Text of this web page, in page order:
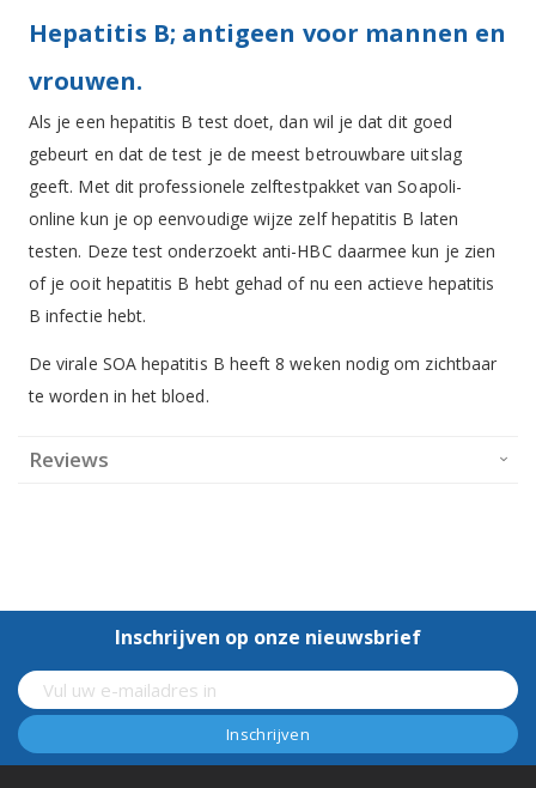
Hepatitis B; antigeen voor mannen en
vrouwen.
Als je een hepatitis B test doet, dan wil je dat dit goed
gebeurt en dat de test je de meest betrouwbare uitslag
geeft. Met dit professionele zelftestpakket van Soapoli-
online kun je op eenvoudige wijze zelf hepatitis B laten
testen. Deze test onderzoekt anti-HBC daarmee kun je zien
of je ooit hepatitis B hebt gehad of nu een actieve hepatitis
B infectie hebt.
De virale SOA hepatitis B heeft 8 weken nodig om zichtbaar
te worden in het bloed.
Reviews
Inschrijven op onze nieuwsbrief